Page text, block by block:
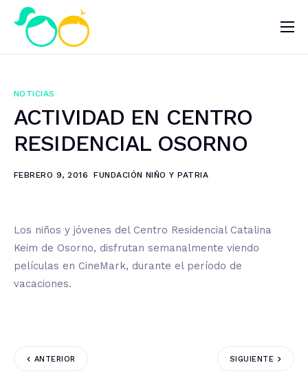
Nosotros
Noticias
¿Quieres ayudar?
NOTICIAS
ACTIVIDAD EN CENTRO
RESIDENCIAL OSORNO
FEBRERO 9, 2016 FUNDACIÓN NIÑO Y PATRIA
Los niños y jóvenes del Centro Residencial Catalina
Keim de Osorno, disfrutan semanalmente viendo
películas en CineMark, durante el período de
vacaciones.
ANTERIOR SIGUIENTE